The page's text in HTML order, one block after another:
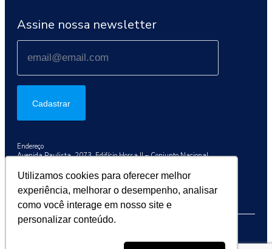
Utilizamos cookies para oferecer melhor
experiência, melhorar o desempenho, analisar
como você interage em nosso site e
personalizar conteúdo.
Assine nossa newsletter
Cadastrar
Endereço
Avenida Paulista, 2073, Edifício Horsa II – Conjunto Nacional
Telefone
+55 (11) 3192-9284